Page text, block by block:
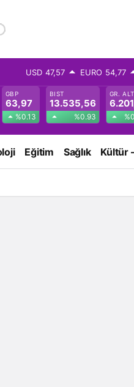
USD 47,57 EURO 54,77
GBP
63,97
%0.13
BIST
13.535,56
%0.93
GR.
Eğitim Sağlık Kültür